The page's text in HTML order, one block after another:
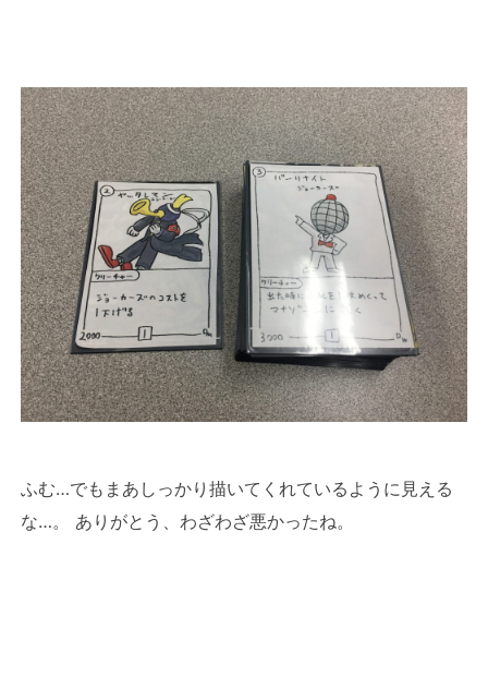
ふむ…でもまあしっかり描いてくれているように見える
な…。 ありがとう、わざわざ悪かったね。